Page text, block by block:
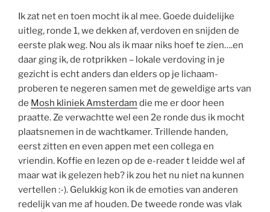
Ik zat net en toen mocht ik al mee. Goede duidelijke
uitleg, ronde 1, we dekken af, verdoven en snijden de
eerste plak weg. Nou als ik maar niks hoef te zien….en
daar ging ik, de rotprikken – lokale verdoving in je
gezicht is echt anders dan elders op je lichaam-
proberen te negeren samen met de geweldige arts van
de Mosh kliniek Amsterdam die me er door heen
praatte. Ze verwachtte wel een 2e ronde dus ik mocht
plaatsnemen in de wachtkamer. Trillende handen,
eerst zitten en even appen met een collega en
vriendin. Koffie en lezen op de e-reader t leidde wel af
maar wat ik gelezen heb? ik zou het nu niet na kunnen
vertellen :-). Gelukkig kon ik de emoties van anderen
redelijk van me af houden. De tweede ronde was vlak